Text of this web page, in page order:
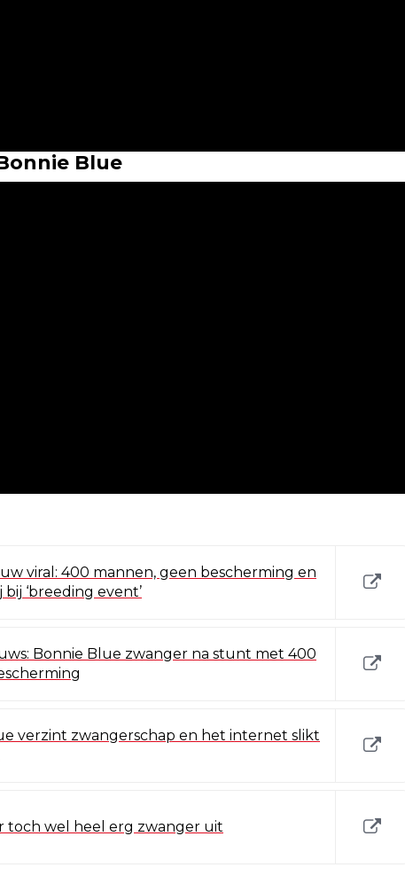
Blue
viral: 400 mannen, geen bescherming en
‘breeding event’
Bonnie Blue zwanger na stunt met 400
verzint zwangerschap en het internet slikt
toch wel heel erg zwanger uit